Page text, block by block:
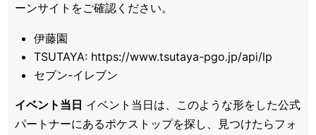
ーンサイトをご確認ください。
伊藤園
TSUTAYA: https://www.tsutaya-pgo.jp/api/lp
セブン-イレブン
イベント当日 イベント当日は、このような形をした公式
パートナーにあるポケストップを探し、見つけたらフォ